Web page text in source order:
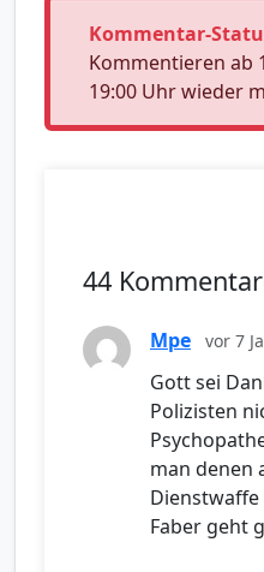
Kommentar-
Kommentieren ab
19:00 Uhr wieder
44
Mpe vor 7
Gott sei
Polizisten
man denen
Faber geht